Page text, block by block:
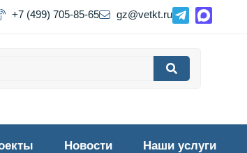
+7 (499) 705-85-65 gz@vetkt.ru
Новости Наши услуги